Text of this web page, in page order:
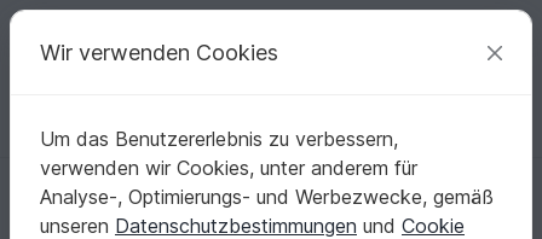
Deine kreativen Ideen
Deutsch | € (EUR) einloggen Kostenlos registrieren
Startseite Häkeln Damen Pullover & Poncho
Oddly - Häkelpulli
Oddly - Häkelpulli
Wir verwenden Cookies
Um das Benutzererlebnis zu verbessern,
verwenden wir Cookies, unter anderem für
Analyse-, Optimierungs- und Werbezwecke, gemäß
unseren Datenschutzbestimmungen und Cookie